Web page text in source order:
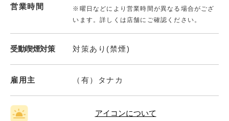
営業時間
※曜日などにより営業時間が異なる場合がござ
います。詳しくは店舗にご確認ください。
受動喫煙対策 対策あり(禁煙)
雇用主 （有）タナカ
アイコンについて